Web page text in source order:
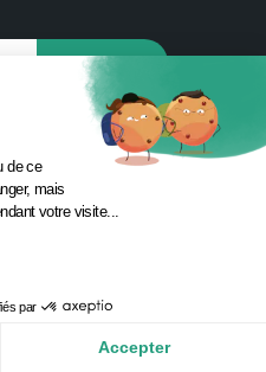
de ce
mais
votre visite...
par
Accepter